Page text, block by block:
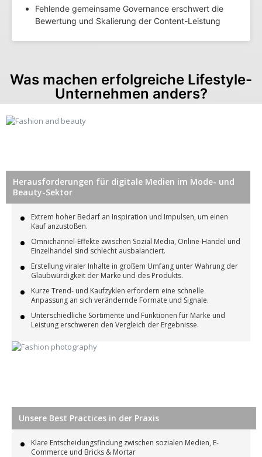
Fehlende gemeinsame Governance erschwert die
Bewertung und Skalierung der Content-Leistung
Was machen erfolgreiche Lifestyle-
Unternehmen anders?​
Herausforderungen für digitale Medien im Mode- und
Beauty-Sektor
Extrem hoher Bedarf an Inspiration und Impulsen, um einen
Kauf anzustoßen.
Omnichannel-Effekte zwischen Sozial Media, Online-Handel und
Einzelhandel sind schlecht ausbalanciert.
Erstellung viraler Inhalte in großem Umfang unter Wahrung der
Glaubwürdigkeit der Marke und des Produkts.
Kurze Trend- und Kaufzyklen erfordern eine schnelle
Anpassung an sich verändernde Formate und Signale.
Unterschiedliche Sortimente und Funktionen für Marke und
Leistung erschweren den Vergleich der Ergebnisse.
Unsere Best Practices in der Praxis
Klare Entscheidungsfindung zwischen sozialen Medien, E-
Commerce und Bricks & Mortar